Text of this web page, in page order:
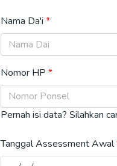
Nama Da'i
Nomor HP
Pernah isi data? Silahkan
Tanggal Assessment Awal